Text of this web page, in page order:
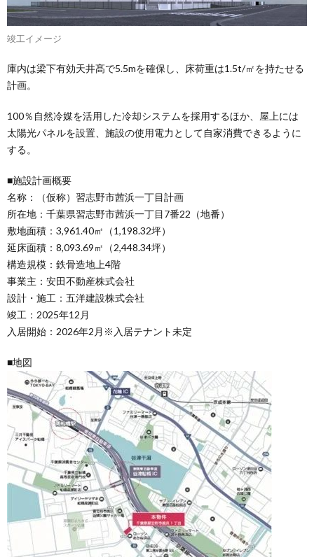
竣工イメージ
庫内は梁下有効天井髙で5.5mを確保し、床荷重は1.5t/㎡を持たせる
計画。
100％自然冷媒を活用した冷却システムを採用するほか、屋上には
太陽光パネルを設置、施設の使用電力として自家消費できるように
する。
■施設計画概要
名称：（仮称）習志野市茜浜一丁目計画
所在地：千葉県習志野市茜浜一丁目7番22（地番）
敷地面積：3,961.40㎡（1,198.32坪）
延床面積：8,093.69㎡（2,448.34坪）
構造規模：鉄骨造地上4階
事業主：安田不動産株式会社
設計・施工：五洋建設株式会社
竣工：2025年12月
入居開始：2026年2月※入居テナント未定
■地図